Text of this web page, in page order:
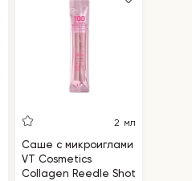
2 мл
Саше с микроиглами
VT Cosmetics
Collagen Reedle Shot